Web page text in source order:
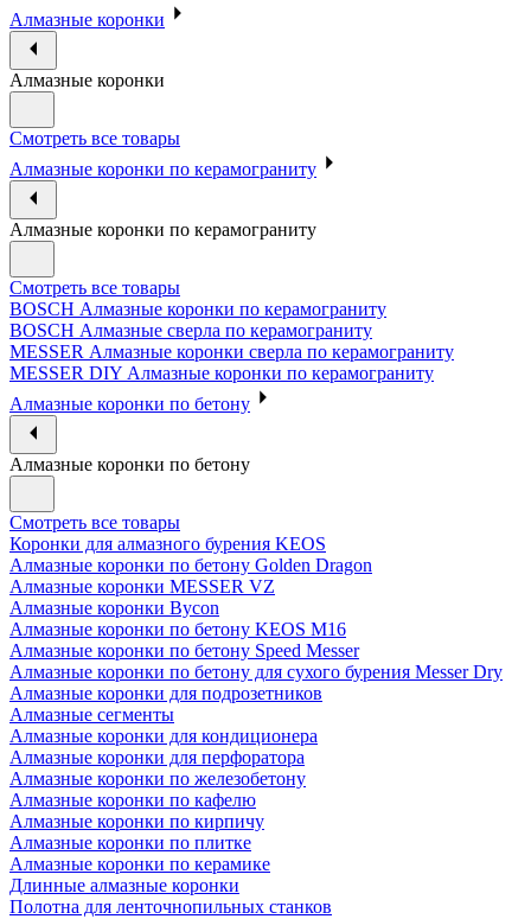
Алмазные коронки
Алмазные коронки
Смотреть все товары
Алмазные коронки по керамограниту
Алмазные коронки по керамограниту
Смотреть все товары
BOSCH Алмазные коронки по керамограниту
BOSCH Алмазные сверла по керамограниту
MESSER Алмазные коронки сверла по керамограниту
MESSER DIY Алмазные коронки по керамограниту
Алмазные коронки по бетону
Алмазные коронки по бетону
Смотреть все товары
Коронки для алмазного бурения KEOS
Алмазные коронки по бетону Golden Dragon
Алмазные коронки MESSER VZ
Алмазные коронки Bycon
Алмазные коронки по бетону KEOS M16
Алмазные коронки по бетону Speed Messer
Алмазные коронки по бетону для сухого бурения Messer Dry
Алмазные коронки для подрозетников
Алмазные сегменты
Алмазные коронки для кондиционера
Алмазные коронки для перфоратора
Алмазные коронки по железобетону
Алмазные коронки по кафелю
Алмазные коронки по кирпичу
Алмазные коронки по плитке
Алмазные коронки по керамике
Длинные алмазные коронки
Полотна для ленточнопильных станков